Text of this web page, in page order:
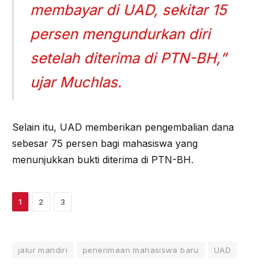
membayar di UAD, sekitar 15
persen mengundurkan diri
setelah diterima di PTN-BH,”
ujar Muchlas.
Selain itu, UAD memberikan pengembalian dana
sebesar 75 persen bagi mahasiswa yang
menunjukkan bukti diterima di PTN-BH.
1 2 3
jalur mandiri penerimaan mahasiswa baru UAD